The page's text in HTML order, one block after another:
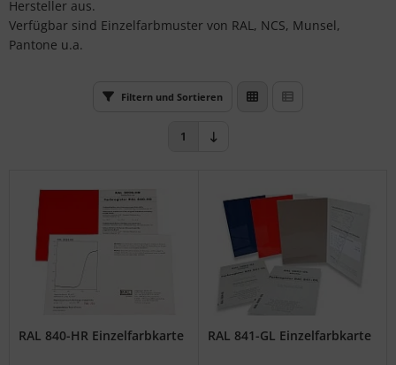
Hersteller aus.
Verfügbar sind Einzelfarbmuster von RAL, NCS, Munsel,
Pantone u.a.
Filtern und Sortieren
1
RAL 840-HR Einzelfarbkarte RAL 841-GL Einzelfarbkarte
(Natural Colour System)
/ Fogra